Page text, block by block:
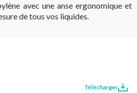
avec une anse ergonomique et
de tous vos liquides.
Télécharger